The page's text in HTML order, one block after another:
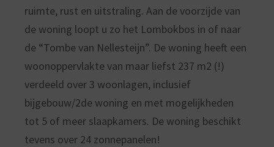
ruimte, rust en uitstraling. Aan de voorzijde van
de woning loopt u zo het Lombokbos in of naar
de “Tombe van Nellesteijn”. De woning heeft een
woonoppervlakte van maar liefst 237 m2 (!)
verdeeld over 3 woonlagen, inclusief
bijgebouw/2de woning en met mogelijkheden
tot 5 of meer slaapkamers. De woning beschikt
tevens over 24 zonnepanelen!